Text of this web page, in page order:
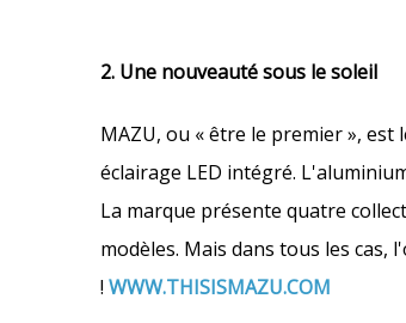
2. Une nouveauté sous le soleil
MAZU, ou « être le premier »,
éclairage LED intégré.
La marque présente quatre
modèles. Mais dans tous les
! WWW.THISISMAZU.COM